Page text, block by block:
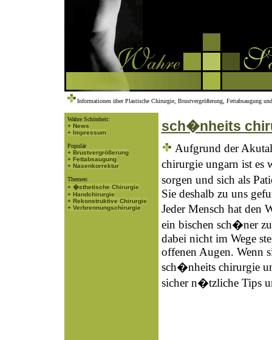
Informationen über Plastische Chirurgie, Brustvergrößerung, Fettabsaugung
Wahre Schönheit:
+ News
+ Impressum
Populär
+ Brustvergrößerung
+ Fettabsaugung
+ Nasenkorrektur
Themen:
+ �sthetische Chirurgie
+ Handchirurgie
+ Rekonstruktive Chirurgie
+ Verbrennungschirurgie
sch�nheits
Aufgrund der
chirurgie ungarn ist
sorgen und sich als
Sie deshalb zu uns
Jeder Mensch hat den
ein bischen sch�ner
dabei nicht im Wege
offenen Augen. Wenn
sch�nheits chirurgie
sicher n�tzliche Tips